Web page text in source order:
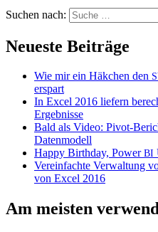
Suchen nach:
Neueste Beiträge
Wie mir ein Häkchen den
erspart
In Excel 2016 liefern
Ergebnisse
Bald als Video: Pivot-
Datenmodell
Happy Birthday, PowerBI
Vereinfachte Verwaltung
von Excel 2016
Am meisten